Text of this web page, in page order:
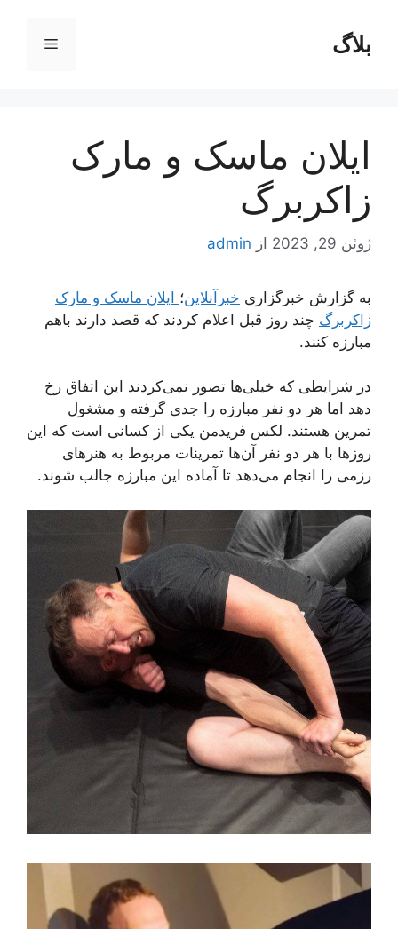
محتوابلاگ فهرست
ایلان ماسک و مارک
زاکربرگ
ژوئن 29, 2023 از admin
به گزارش خبرگزاری خبرآنلاین؛ ایلان ماسک و مارک
زاکربرگ چند روز قبل اعلام کردند که قصد دارند باهم
مبارزه کنند.
در شرایطی که خیلی‌ها تصور نمی‌کردند این اتفاق رخ
دهد اما هر دو نفر مبارزه را جدی گرفته و مشغول
تمرین هستند. لکس فریدمن یکی از کسانی است که این
روزها با هر دو نفر آن‌ها تمرینات مربوط به هنرهای
رزمی را انجام می‌دهد تا آماده این مبارزه جالب شوند.